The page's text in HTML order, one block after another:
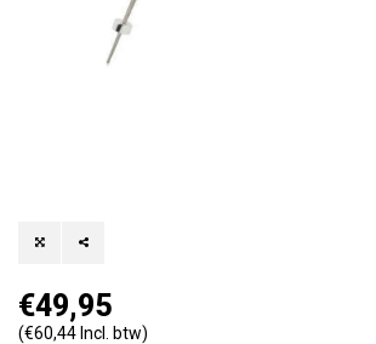
€49,95
(€60,44 Incl. btw)